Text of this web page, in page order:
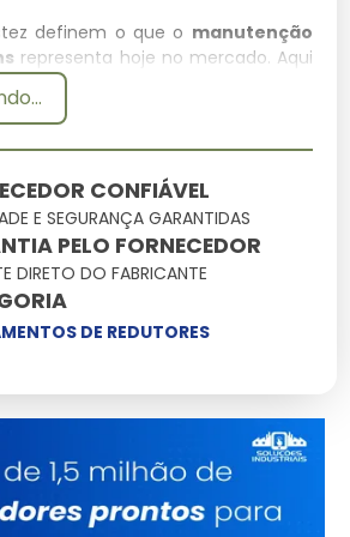
definem o que o manutenção
representa hoje no mercado. Aqui
onde cada manutenção das
deve entregar o máximo de
e recursos.
Técnicas
Detalhes
tratadas contra
Otimizado para baixo
consumo e alto
Produto com garantia
de procedência e
CONFIÁVEL
E SEGURANÇA GARANTIDAS
PELO FORNECEDOR
DIRETO DO FABRICANTE
DE REDUTORES